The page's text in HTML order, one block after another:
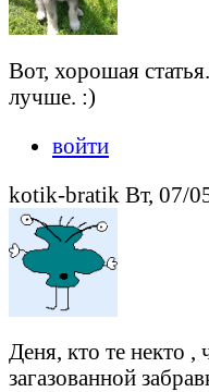
Вот, хорошая
лучше. :)
войти
kotik-bratik Вт, 07/
Деня, кто те некто
загазованной